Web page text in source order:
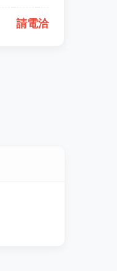
請電洽